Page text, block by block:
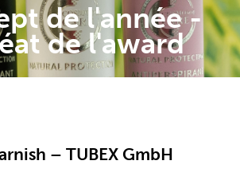
de l'année -
de l'award
– TUBEX GmbH